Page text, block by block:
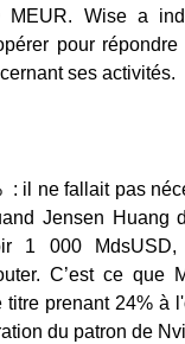
MEUR. Wise a
pour
ses activités.
: il ne fallait pas
Jensen Huang
1 000
C’est ce que
titre prenant 24% à
du patron de